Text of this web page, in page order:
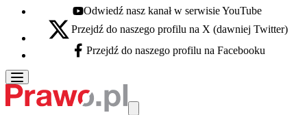
Youtube - otwiera się w nowej karcie
Odwiedź nasz kanał w serwisie YouTube
X - otwiera się w nowej karcie
Przejdź do naszego profilu na X (dawniej Twitter)
Facebook - otwiera się w nowej karcie
Przejdź do naszego profilu na Facebooku